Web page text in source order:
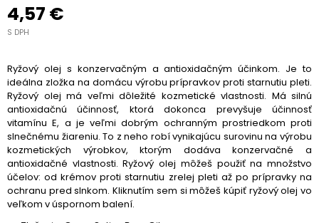
4,57 €
S DPH
Ryžový olej s konzervačným a antioxidačným účinkom. Je to
ideálna zložka na domácu výrobu prípravkov proti starnutiu pleti.
Ryžový olej má veľmi dôležité kozmetické vlastnosti. Má silnú
antioxidačnú účinnosť, ktorá dokonca prevyšuje účinnosť
vitamínu E, a je veľmi dobrým ochranným prostriedkom proti
slnečnému žiareniu. To z neho robí vynikajúcu surovinu na výrobu
kozmetických výrobkov, ktorým dodáva konzervačné a
antioxidačné vlastnosti. Ryžový olej môžeš použiť na množstvo
účelov: od krémov proti starnutiu zrelej pleti až po prípravky na
ochranu pred slnkom.Kliknutím sem si môžeš kúpiť ryžový olej vo
veľkom v úspornom balení.